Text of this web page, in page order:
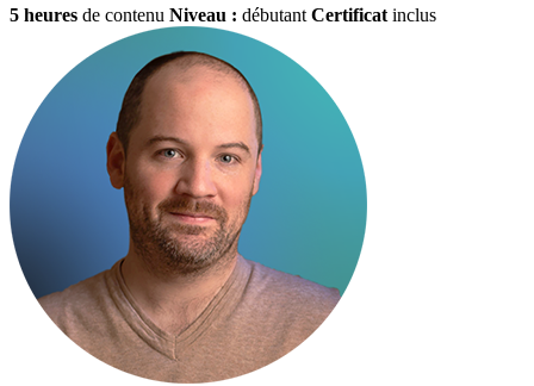
5 heures de contenu Niveau : débutant Certificat inclus